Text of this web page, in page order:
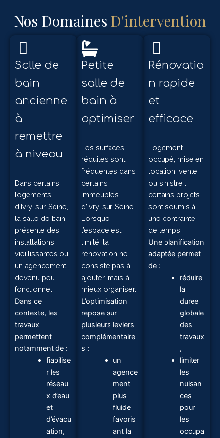
Nos Domaines D'intervention
Salle de
bain
ancienne
à
remettre
à niveau
Dans certains
logements
d’Ivry-sur-Seine,
la salle de bain
présente des
installations
vieillissantes ou
un agencement
devenu peu
fonctionnel.
Dans ce
contexte, les
travaux
permettent
notamment de :
fiabilise
r les
réseau
x d’eau
et
d’évacu
ation,
Petite
salle de
bain à
optimiser
Les surfaces
réduites sont
fréquentes dans
certains
immeubles
d’Ivry-sur-Seine.
Lorsque
l’espace est
limité, la
rénovation ne
consiste pas à
ajouter, mais à
mieux organiser.
L’optimisation
repose sur
plusieurs leviers
complémentaire
s :
un
agence
ment
plus
fluide
favoris
ant la
Rénovatio
n rapide
et
efficace
Logement
occupé, mise en
location, vente
ou sinistre :
certains projets
sont soumis à
une contrainte
de temps.
Une planification
adaptée permet
de :
réduire
la
durée
globale
des
travaux
,
limiter
les
nuisan
ces
pour
les
occupa